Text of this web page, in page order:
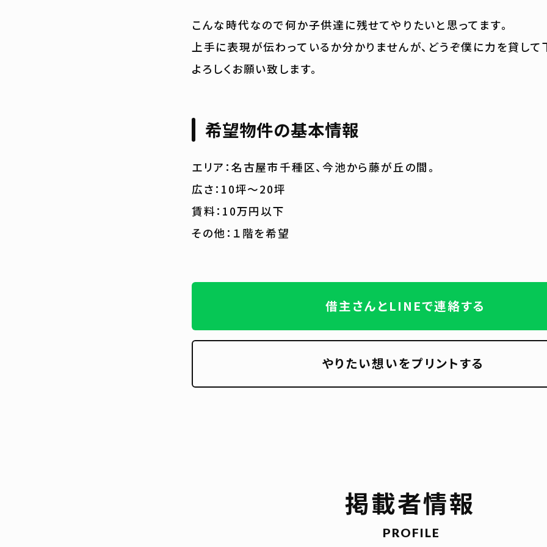
こんな時代なので何か子供達に残せてやりたいと思ってます。
上手に表現が伝わっているか分かりませんが、どうぞ僕に力を貸して
よろしくお願い致します。
希望物件の基本情報
エリア：名古屋市千種区、今池から藤が丘の間。
広さ：10坪〜20坪
賃料：10万円以下
その他：１階を希望
借主さんとLINEで連絡する
やりたい想いをプリントする
掲載者情報
PROFILE